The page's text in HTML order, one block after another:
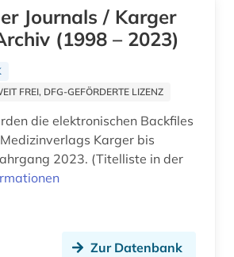
katastrophenschutz (1)
klinische forschung (1)
klinische medizin (3)
klinische prüfung (1)
/ Karger
(1998 – 2023)
FREI, DFG-GEFÖRDERTE LIZENZ
die elektronischen Backfiles
Karger bis
2023. (Titelliste in der
Zur Datenbank